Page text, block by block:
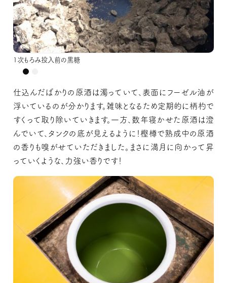
黒糖投入後の2次もろみ
1次もろみ投入前の黒糖
黒糖投入後の2次もろみ
1次もろみ投入前の黒糖
仕込んだばかりの原酒は濁っていて、表面にフーゼル油が
浮いているのが分かります。雑味となるため定期的に柄杓で
すくって取り除いていきます。一方、数年寝かせた原酒は澄
んでいて、タンクの底が見えるように！樫樽で熟成中の原酒
の香りも嗅がせていただきました。まさに満月に向かって昇
っていくような、力強い香りです！